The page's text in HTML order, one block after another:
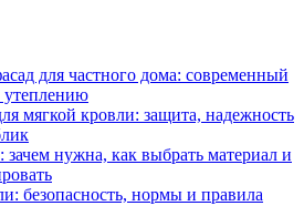
для частного дома: современный
утеплению
мягкой кровли: защита, надежность
нужна, как выбрать материал и
безопасность, нормы и правила